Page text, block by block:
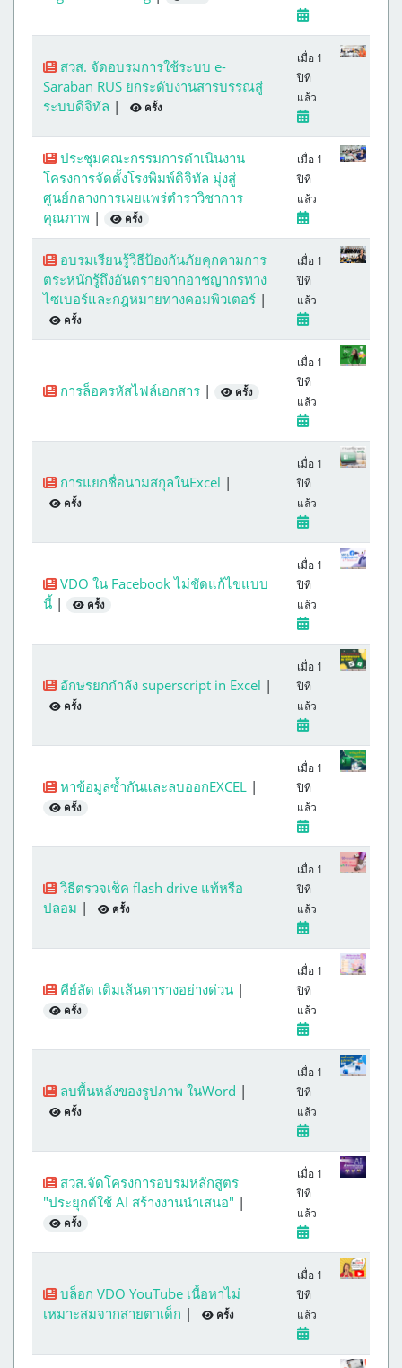
สวส. จัดอบรมการใช้ระบบ e-
Saraban RUS ยกระดับงานสารบรรณสู่
ระบบดิจิทัล | ครั้ง
เมื่อ 1
ปีที่
แล้ว
ประชุมคณะกรรมการดำเนินงาน
โครงการจัดตั้งโรงพิมพ์ดิจิทัล มุ่งสู่
ศูนย์กลางการเผยแพร่ตำราวิชาการ
คุณภาพ | ครั้ง
เมื่อ 1
ปีที่
แล้ว
อบรมเรียนรู้วิธีป้องกันภัยคุกคามการ
ตระหนักรู้ถึงอันตรายจากอาชญากรทาง
ไซเบอร์และกฎหมายทางคอมพิวเตอร์ |
ครั้ง
เมื่อ 1
ปีที่
แล้ว
การล็อครหัสไฟล์เอกสาร | ครั้ง
เมื่อ 1
ปีที่
แล้ว
การแยกชื่อนามสกุลในExcel |
ครั้ง
เมื่อ 1
ปีที่
แล้ว
VDO ใน Facebook ไม่ชัดแก้ไขแบบ
นี้ | ครั้ง
เมื่อ 1
ปีที่
แล้ว
อักษรยกกำลัง superscript in Excel |
ครั้ง
เมื่อ 1
ปีที่
แล้ว
หาข้อมูลซ้ำกันและลบออกEXCEL |
ครั้ง
เมื่อ 1
ปีที่
แล้ว
วิธีตรวจเช็ค flash drive แท้หรือ
ปลอม | ครั้ง
เมื่อ 1
ปีที่
แล้ว
คีย์ลัด เติมเส้นตารางอย่างด่วน |
ครั้ง
เมื่อ 1
ปีที่
แล้ว
ลบพื้นหลังของรูปภาพ ในWord |
ครั้ง
เมื่อ 1
ปีที่
แล้ว
สวส.จัดโครงการอบรมหลักสูตร
"ประยุกต์ใช้ AI สร้างงานนำเสนอ" |
ครั้ง
เมื่อ 1
ปีที่
แล้ว
บล็อก VDO YouTube เนื้อหาไม่
เหมาะสมจากสายตาเด็ก | ครั้ง
เมื่อ 1
ปีที่
แล้ว